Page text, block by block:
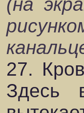
27.
Здесь